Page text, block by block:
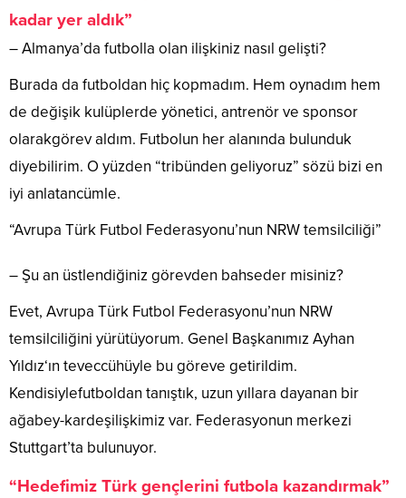
kadar yer aldık”
– Almanya’da futbolla olan ilişkiniz nasıl gelişti?
Burada da futboldan hiç kopmadım. Hem oynadım hem
de değişik kulüplerde yönetici, antrenör ve sponsor
olarakgörev aldım. Futbolun her alanında bulunduk
diyebilirim. O yüzden “tribünden geliyoruz” sözü bizi en
iyi anlatancümle.
“Avrupa Türk Futbol Federasyonu’nun NRW temsilciliği”
– Şu an üstlendiğiniz görevden bahseder misiniz?
Evet, Avrupa Türk Futbol Federasyonu’nun NRW
temsilciliğini yürütüyorum. Genel Başkanımız Ayhan
Yıldız‘ın teveccühüyle bu göreve getirildim.
Kendisiylefutboldan tanıştık, uzun yıllara dayanan bir
ağabey-kardeşilişkimiz var. Federasyonun merkezi
Stuttgart’ta bulunuyor.
“Hedefimiz Türk gençlerini futbola kazandırmak”